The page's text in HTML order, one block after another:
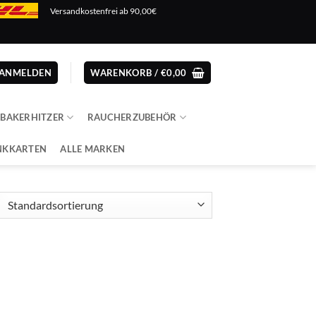
Versandkostenfrei ab 90,00€
WARENKORB / €0,00
RAUCHERZUBEHÖR
ALLE MARKEN